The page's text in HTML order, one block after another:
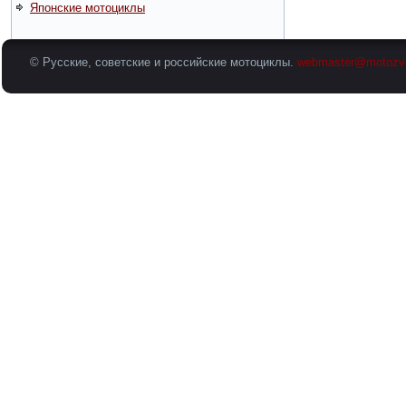
Японские мотоциклы
© Русские, советские и российские мотоциклы.